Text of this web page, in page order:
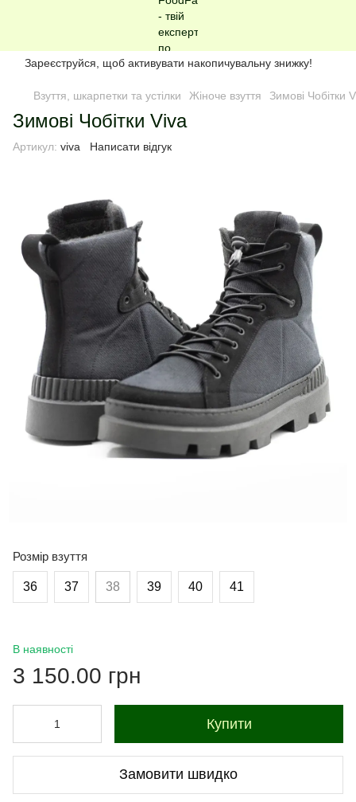
Зареєструйся, щоб активувати накопичувальну знижку!
Взуття, шкарпетки та устілки Жіноче взуття Зимові Чобітки
Зимові Чобітки Viva
Артикул: viva Написати відгук
Розмір взуття
36 37 38 39 40 41
В наявності
3 150.00 грн
Купити
Замовити швидко